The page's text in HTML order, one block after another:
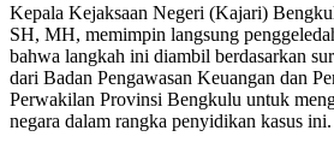
Kepala Kejaksaan Negeri (Kajari)
SH, MH, memimpin langsung
bahwa langkah ini diambil berdasarkan
dari Badan Pengawasan Keuangan dan
Perwakilan Provinsi Bengkulu untuk
negara dalam rangka penyidikan kasus ini.